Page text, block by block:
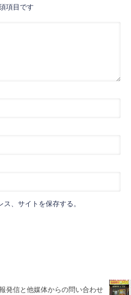
項目です
、サイトを保存する。
発信と他媒体からの問い合わせ